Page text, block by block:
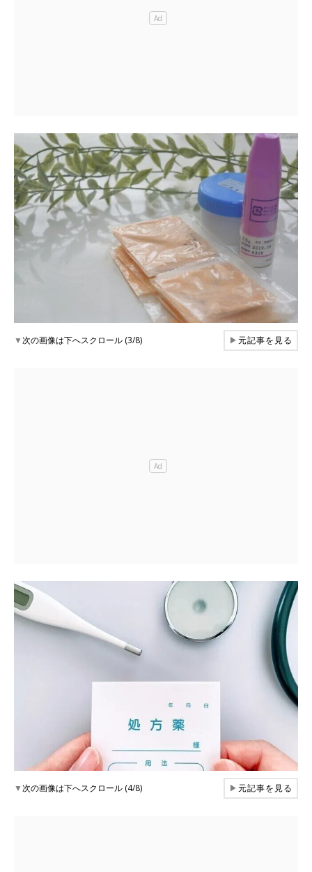
▼次の画像は下へスクロール (3/8) ▶元記事を見る
▼次の画像は下へスクロール (4/8) ▶元記事を見る